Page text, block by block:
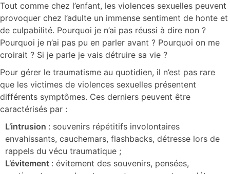
Tout comme chez l’enfant, les violences sexuelles peuvent
provoquer chez l’adulte un immense sentiment de honte et
de culpabilité. Pourquoi je n’ai pas réussi à dire non ?
Pourquoi je n’ai pas pu en parler avant ? Pourquoi on me
croirait ? Si je parle je vais détruire sa vie ?
Pour gérer le traumatisme au quotidien, il n’est pas rare
que les victimes de violences sexuelles présentent
différents symptômes. Ces derniers peuvent être
caractérisés par :
L’intrusion : souvenirs répétitifs involontaires
envahissants, cauchemars, flashbacks, détresse lors de
rappels du vécu traumatique ;
L’évitement : évitement des souvenirs, pensées,